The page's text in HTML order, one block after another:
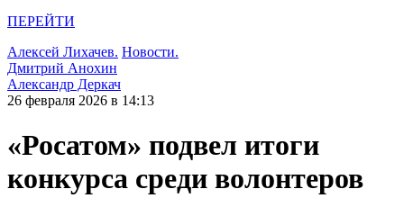
ПЕРЕЙТИ
Алексей Лихачев. Новости.
Дмитрий Анохин
Александр Деркач
26 февраля 2026 в 14:13
«Росатом» подвел итоги
конкурса среди волонтеров